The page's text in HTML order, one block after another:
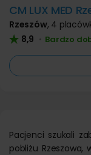
CM LUX MED
Rzeszów, 4
8,9 • Bardzo
Pacjenci szukali
pobliżu Rzeszowa,